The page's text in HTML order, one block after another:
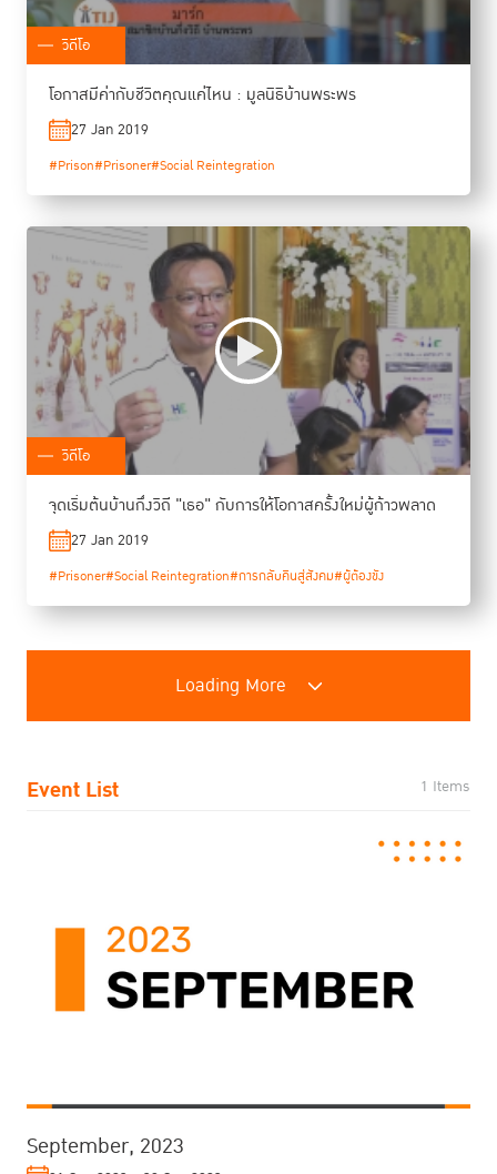
วิดีโอ
โอกาสมีค่ากับชีวิตคุณแค่ไหน : มูลนิธิบ้านพระพร
27 Jan 2019
#Prison#Prisoner#Social Reintegration
วิดีโอ
จุดเริ่มต้นบ้านกึ่งวิถี "เธอ" กับการให้โอกาสครั้งใหม่ผู้ก้าวพลาด
27 Jan 2019
#Prisoner#Social Reintegration#การกลับคืนสู่สังคม#ผู้ต้องขัง
Loading More
Event List 1 Items
September, 2023